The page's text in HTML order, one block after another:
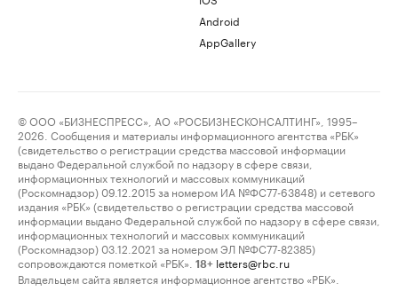
Android
AppGallery
© ООО «БИЗНЕСПРЕСС», АО «РОСБИЗНЕСКОНСАЛТИНГ», 1995–
2026. Сообщения и материалы информационного агентства «РБК»
(свидетельство о регистрации средства массовой информации
выдано Федеральной службой по надзору в сфере связи,
информационных технологий и массовых коммуникаций
(Роскомнадзор) 09.12.2015 за номером ИА №ФС77-63848) и сетевого
издания «РБК» (свидетельство о регистрации средства массовой
информации выдано Федеральной службой по надзору в сфере связи,
информационных технологий и массовых коммуникаций
(Роскомнадзор) 03.12.2021 за номером ЭЛ №ФС77-82385)
сопровождаются пометкой «РБК».
18+ letters@rbc.ru
Владельцем сайта является информационное агентство «РБК».